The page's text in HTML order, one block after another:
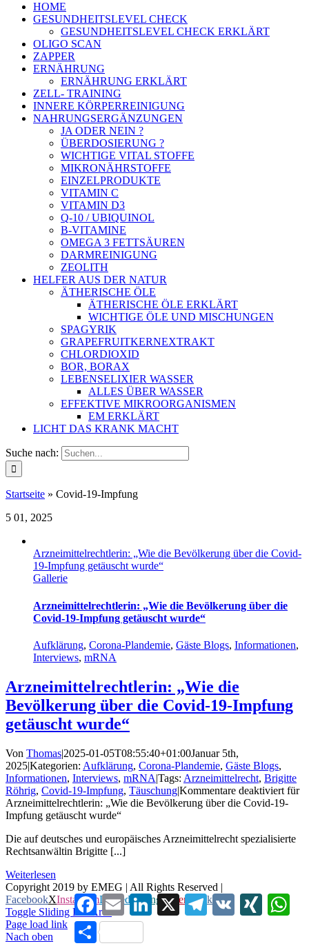
HOME
GESUNDHEITSLEVEL CHECK
GESUNDHEITSLEVEL CHECK ERKLÄRT
OLIGO SCAN
ZAPPER
ERNÄHRUNG
ERNÄHRUNG ERKLÄRT
ZELL- TRAINING
INNERE KÖRPERREINIGUNG
NAHRUNGSERGÄNZUNGEN
JA ODER NEIN ?
ÜBERDOSIERUNG ?
WICHTIGE VITAL STOFFE
MIKRONÄHRSTOFFE
EINZELPRODUKTE
VITAMIN C
VITAMIN D3
Q-10 / UBIQUINOL
B-VITAMINE
OMEGA 3 FETTSÄUREN
DARMREINIGUNG
ZEOLITH
HELFER AUS DER NATUR
ÄTHERISCHE ÖLE
ÄTHERISCHE ÖLE ERKLÄRT
WICHTIGE ÖLE UND MISCHUNGEN
SPAGYRIK
GRAPEFRUITKERNEXTRAKT
CHLORDIOXID
BOR, BORAX
LEBENSELIXIER WASSER
ALLES ÜBER WASSER
EFFEKTIVE MIKROORGANISMEN
EM ERKLÄRT
LICHT DAS KRANK MACHT
Suche nach:
Startseite » Covid-19-Impfung
5 01, 2025
Arzneimittelrechtlerin: „Wie die Bevölkerung über die Covid-
19-Impfung getäuscht wurde“
Gallerie
Arzneimittelrechtlerin: „Wie die Bevölkerung über die
Covid-19-Impfung getäuscht wurde“
Aufklärung, Corona-Plandemie, Gäste Blogs, Informationen,
Interviews, mRNA
Arzneimittelrechtlerin: „Wie die
Bevölkerung über die Covid-19-Impfung
getäuscht wurde“
Von Thomas|2025-01-05T08:55:40+01:00Januar 5th,
2025|Kategorien: Aufklärung, Corona-Plandemie, Gäste Blogs,
Informationen, Interviews, mRNA|Tags: Arzneimittelrecht, Brigitte
Röhrig, Covid-19-Impfung, Täuschung|Kommentare deaktiviert für
Arzneimittelrechtlerin: „Wie die Bevölkerung über die Covid-19-
Impfung getäuscht wurde“
Die auf deutsches und europäisches Arzneimittelrecht spezialisierte
Rechtsanwältin Brigitte [...]
Weiterlesen
Copyright 2019 by EMEG | All Rights Reserved |
FacebookXInstagramLinkedInXing PinterestVk
Toggle Sliding Bar Area
Page load link
Facebook
Email LinkedIn
X Telegram
VK XING
Teilen
Nach oben